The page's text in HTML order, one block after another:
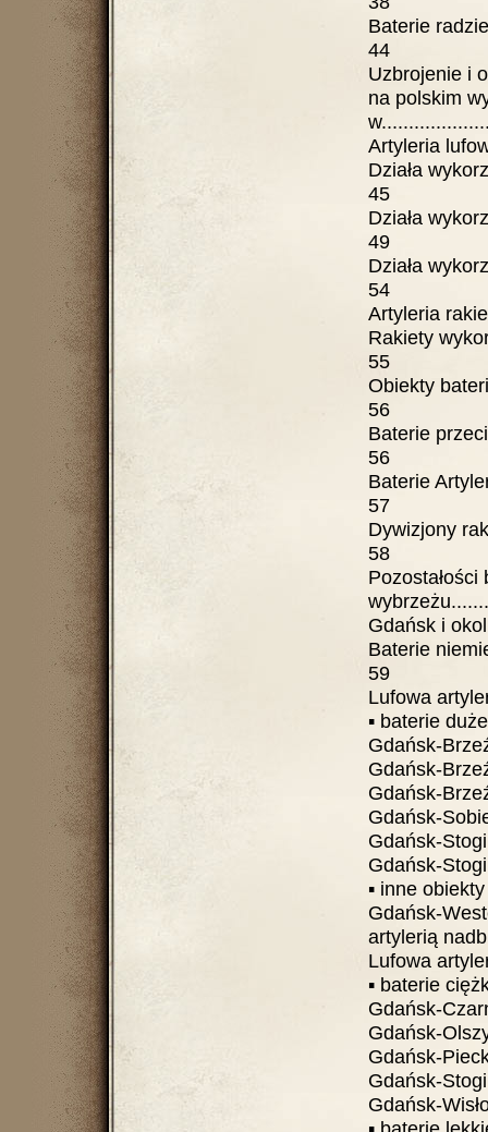
Baterie
44
Uzbrojenie i
na polskim
Artyleria
Działa
45
Działa
49
Działa
54
Artyleria
Rakiety
55
Obiekty
56
Baterie
56
Baterie
57
Dywizjony
58
Gdańsk i
Baterie
59
Lufowa
▪ baterie
Gdańsk-
Gdańsk-
Gdańsk-
Gdańsk-
Gdańsk-
Gdańsk-
▪ inne
Gdańsk-
artylerią
Lufowa
▪ baterie
Gdańsk-
Gdańsk-
Gdańsk-
Gdańsk-
Gdańsk-